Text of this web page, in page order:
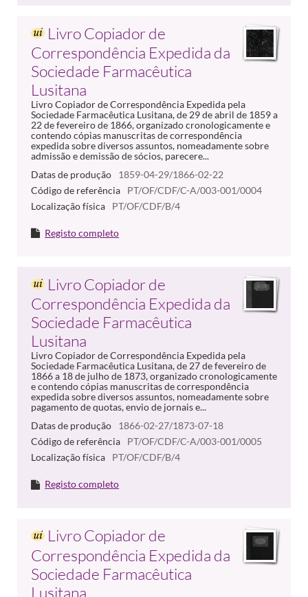
Livro Copiador de
Correspondência Expedida da
Sociedade Farmacêutica
Lusitana
Livro Copiador de Correspondência Expedida pela
Sociedade Farmacêutica Lusitana, de 29 de abril de 1859 a
22 de fevereiro de 1866, organizado cronologicamente e
contendo cópias manuscritas de correspondência
expedida sobre diversos assuntos, nomeadamente sobre
admissão e demissão de sócios, parecere...
Datas de produção
1859-04-29/1866-02-22
Código de referência
PT/OF/CDF/C-A/003-001/0004
Localização física
PT/OF/CDF/B/4
Registo completo
Livro Copiador de
Correspondência Expedida da
Sociedade Farmacêutica
Lusitana
Livro Copiador de Correspondência Expedida pela
Sociedade Farmacêutica Lusitana, de 27 de fevereiro de
1866 a 18 de julho de 1873, organizado cronologicamente
e contendo cópias manuscritas de correspondência
expedida sobre diversos assuntos, nomeadamente sobre
pagamento de quotas, envio de jornais e...
Datas de produção
1866-02-27/1873-07-18
Código de referência
PT/OF/CDF/C-A/003-001/0005
Localização física
PT/OF/CDF/B/4
Registo completo
Livro Copiador de
Correspondência Expedida da
Sociedade Farmacêutica
Lusitana